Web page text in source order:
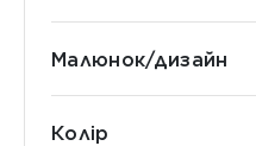
Малюнок/дизайн
Колір